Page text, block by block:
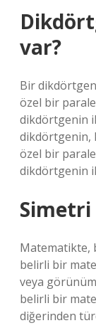
var?
Bir
özel bir
dikdörtgenin
dikdörtgenin,
özel bir
dikdörtgenin
Simetri
Matematikte,
belirli bir
veya
belirli bir
diğerinden